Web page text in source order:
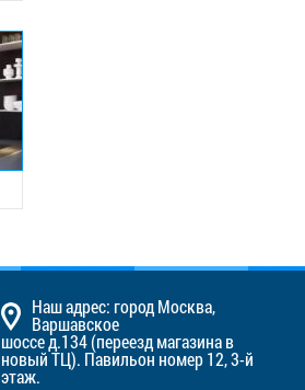
Наш адрес: город Москва,
Варшавское
шоссе д.134 (переезд магазина в
новый ТЦ). Павильон номер 12, 3-й
этаж.